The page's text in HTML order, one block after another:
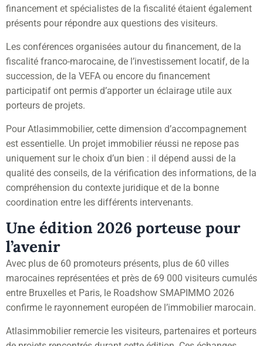
financement et spécialistes de la fiscalité étaient également
présents pour répondre aux questions des visiteurs.
Les conférences organisées autour du financement, de la
fiscalité franco-marocaine, de l’investissement locatif, de la
succession, de la VEFA ou encore du financement
participatif ont permis d’apporter un éclairage utile aux
porteurs de projets.
Pour Atlasimmobilier, cette dimension d’accompagnement
est essentielle. Un projet immobilier réussi ne repose pas
uniquement sur le choix d’un bien : il dépend aussi de la
qualité des conseils, de la vérification des informations, de la
compréhension du contexte juridique et de la bonne
coordination entre les différents intervenants.
Une édition 2026 porteuse pour
l’avenir
Avec plus de 60 promoteurs présents, plus de 60 villes
marocaines représentées et près de 69 000 visiteurs cumulés
entre Bruxelles et Paris, le Roadshow SMAPIMMO 2026
confirme le rayonnement européen de l’immobilier marocain.
Atlasimmobilier remercie les visiteurs, partenaires et porteurs